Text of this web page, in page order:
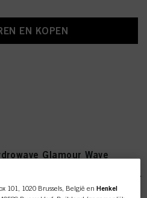
EN KOPEN
Glamour Wave
101, 1020 Brussels, België enHenkel